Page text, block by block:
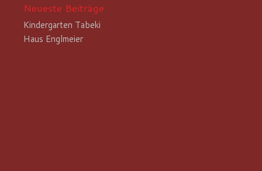
Neueste Beiträge
Kindergarten Tabeki
Haus Englmeier